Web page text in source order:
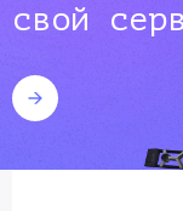
свой